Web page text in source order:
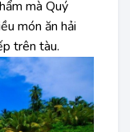
mà Quý
món ăn hải
trên tàu.